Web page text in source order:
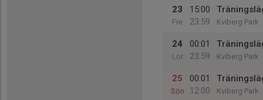
23
Fre
15:00
23:59
Kviberg Park
24
Lör
00:01
23:59
Kviberg Park
25
Sön
00:01
12:00
Kviberg Park